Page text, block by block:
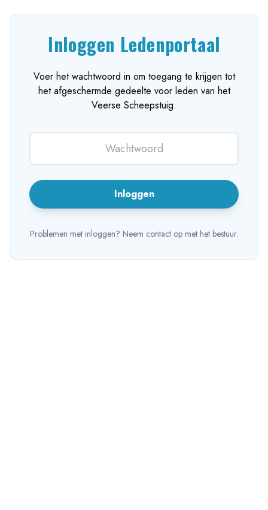
Inloggen Ledenportaal
Voer het wachtwoord in om toegang te krijgen tot
het afgeschermde gedeelte voor leden van het
Veerse Scheepstuig.
Wachtwoord
Inloggen
Problemen met inloggen? Neem contact op met het bestuur.